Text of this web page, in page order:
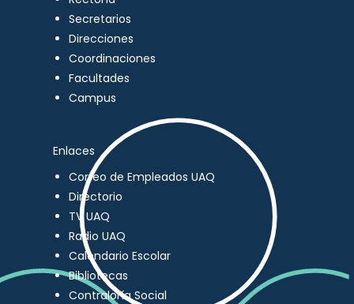
Secretarios
Direcciones
Coordinaciones
Facultades
Campus
Enlaces
Correo de Empleados UAQ
Directorio
TV UAQ
Radio UAQ
Calendario Escolar
Bibliotecas
Contraloría Social